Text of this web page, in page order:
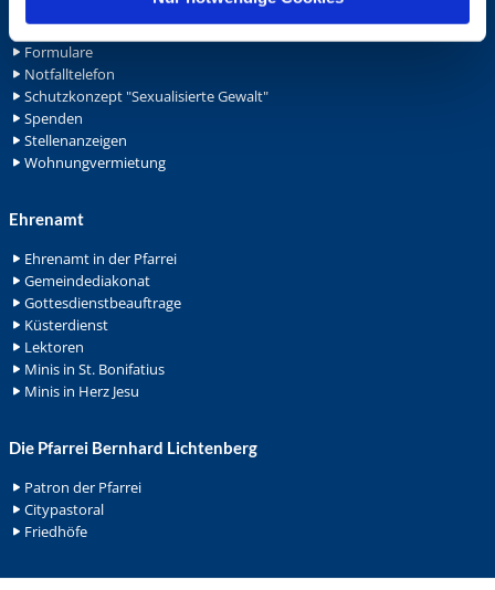
Archiv
Formulare
Notfalltelefon
Schutzkonzept "Sexualisierte Gewalt"
Spenden
Stellenanzeigen
Wohnungvermietung
Ehrenamt
Ehrenamt in der Pfarrei
Gemeindediakonat
Gottesdienstbeauftrage
Küsterdienst
Lektoren
Minis in St. Bonifatius
Minis in Herz Jesu
Die Pfarrei Bernhard Lichtenberg
Patron der Pfarrei
Citypastoral
Friedhöfe